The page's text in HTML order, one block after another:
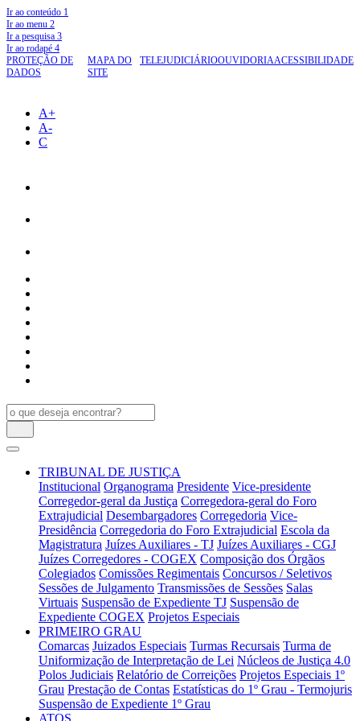
Ir ao conteúdo 1
Ir ao menu 2
Ir a pesquisa 3
Ir ao rodapé 4
PROTEÇÃO DE
DADOS
MAPA DO
SITE
TELEJUDICIÁRIOOUVIDORIAACESSIBILIDADE
A+
A-
C
TRIBUNAL DE JUSTIÇA
Institucional Organograma Presidente Vice-presidente
Corregedor-geral da Justiça Corregedora-geral do Foro
Extrajudicial Desembargadores Corregedoria Vice-
Presidência Corregedoria do Foro Extrajudicial Escola da
Magistratura Juízes Auxiliares - TJ Juízes Auxiliares - CGJ
Juízes Corregedores - COGEX Composição dos Órgãos
Colegiados Comissões Regimentais Concursos / Seletivos
Sessões de Julgamento Transmissões de Sessões Salas
Virtuais Suspensão de Expediente TJ Suspensão de
Expediente COGEX Projetos Especiais
PRIMEIRO GRAU
Comarcas Juizados Especiais Turmas Recursais Turma de
Uniformização de Interpretação de Lei Núcleos de Justiça 4.0
Polos Judiciais Relatório de Correições Projetos Especiais 1º
Grau Prestação de Contas Estatísticas do 1º Grau - Termojuris
Suspensão de Expediente 1º Grau
ATOS